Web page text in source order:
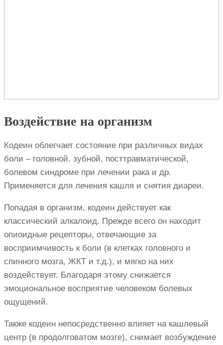
Воздействие на организм
Кодеин облегчает состояние при различных видах
боли – головной, зубной, посттравматической,
болевом синдроме при лечении рака и др.
Применяется для лечения кашля и снятия диареи.
Попадая в организм, кодеин действует как
классический алкалоид. Прежде всего он находит
опиоидные рецепторы, отвечающие за
восприимчивость к боли (в клетках головного и
спинного мозга, ЖКТ и т.д.), и мягко на них
воздействует. Благодаря этому снижается
эмоциональное восприятие человеком болевых
ощущений.
Также кодеин непосредственно влияет на кашлевый
центр (в продолговатом мозге), снимает возбуждение